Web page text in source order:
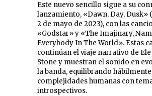
Este nuevo sencillo sigue a su
lanzamiento, «Dawn, Day, Dusk»
2 de mayo de 2023), con las
«Godstar» y «The Imajinary,
Everybody In The World». Estas
continúan el viaje narrativo de
Stone y muestran el sonido en
la banda, equilibrando
complejidades humanas con
introspectivos.